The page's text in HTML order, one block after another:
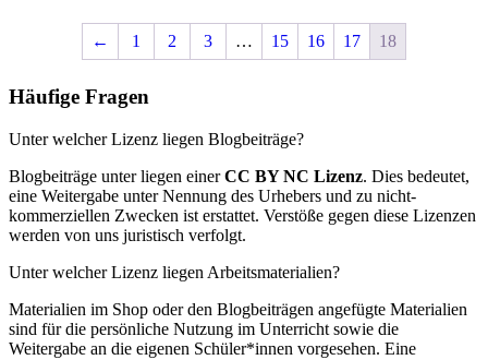
← 1 2 3 … 15 16 17 18
Häufige Fragen
Unter welcher Lizenz liegen Blogbeiträge?
Blogbeiträge unter liegen einerCC BY NC Lizenz. Dies bedeutet,
eine Weitergabe unter Nennung des Urhebers und zu nicht-
kommerziellen Zwecken ist erstattet. Verstöße gegen diese Lizenzen
werden von uns juristisch verfolgt.
Unter welcher Lizenz liegen Arbeitsmaterialien?
Materialien im Shop oder den Blogbeiträgen angefügte Materialien
sind für die persönliche Nutzung im Unterricht sowie die
Weitergabe an die eigenen Schüler*innen vorgesehen. Eine